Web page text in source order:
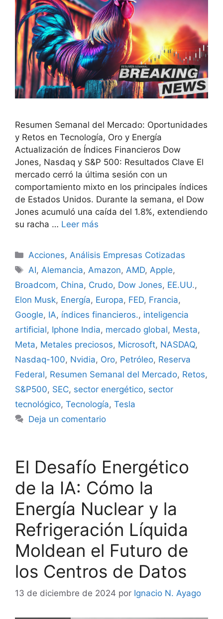
Resumen Semanal del Mercado: Oportunidades
y Retos en Tecnología, Oro y Energía
Actualización de Índices Financieros Dow
Jones, Nasdaq y S&P 500: Resultados Clave El
mercado cerró la última sesión con un
comportamiento mixto en los principales índices
de Estados Unidos. Durante la semana, el Dow
Jones acumuló una caída del 1.8%, extendiendo
su racha … Leer más
Categorías
Acciones, Análisis Empresas Cotizadas
Etiquetas
AI, Alemancia, Amazon, AMD, Apple,
Broadcom, China, Crudo, Dow Jones, EE.UU.,
Elon Musk, Energía, Europa, FED, Francia,
Google, IA, índices financieros., inteligencia
artificial, Iphone India, mercado global, Mesta,
Meta, Metales preciosos, Microsoft, NASDAQ,
Nasdaq-100, Nvidia, Oro, Petróleo, Reserva
Federal, Resumen Semanal del Mercado, Retos,
S&P500, SEC, sector energético, sector
tecnológico, Tecnología, Tesla
Deja un comentario
El Desafío Energético
de la IA: Cómo la
Energía Nuclear y la
Refrigeración Líquida
Moldean el Futuro de
los Centros de Datos
13 de diciembre de 2024 por Ignacio N. Ayago